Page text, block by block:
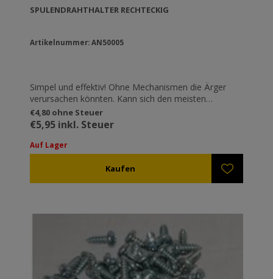
SPULENDRAHTHALTER RECHTECKIG
Artikelnummer: AN50005
Simpel und effektiv! Ohne Mechanismen die Ärger
verursachen könnten. Kann sich den meisten
Spulendrähten anpassen.
€4,80 ohne Steuer
€5,95 inkl. Steuer
Auf Lager